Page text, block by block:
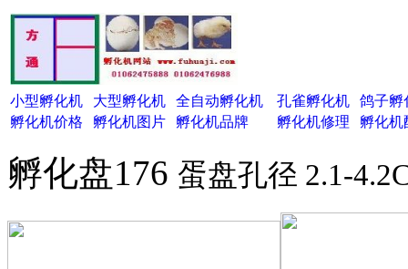
小型孵化机 大型孵化机 全自动孵化机 孔雀孵化机
鸽子孵
孵化机价格
孵化机图片 孵化机品牌 孵化机修理 孵化机
孵化盘176 蛋盘孔径 2.1-